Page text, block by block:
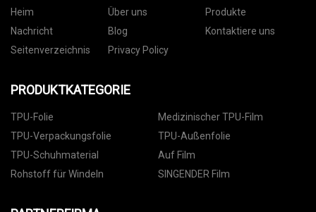
Heim Über uns
Produkte
Nachricht
Blog
Kontaktiere uns
Seitenverzeichnis
Privacy Policy
PRODUKTKATEGORIE
TPU-Folie
Medizinischer TPU-Film
TPU-Verpackungsfolie
TPU-Außenfolie
TPU-Schuhmaterial
Auf Film
Rohstoff für Windeln
SINGENDER Film